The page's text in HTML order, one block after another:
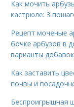
Как мочить
кастрюле: 3
Рецепт моченые
бочке арбузов в
варианты добавок
Как заставить
почвы и
Беспроигрышная